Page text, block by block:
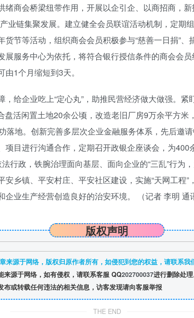
绪商会桥梁纽带作用，开展以企引企、以商招商，
业链集聚发展。建立健全会员联谊活动机制，定期
货节等活动，组织商会会员积极参与“慈善一日捐”
展服务中心为依托，将符合银行授信条件的商会会
1个月缩短到3天。
，给企业吃上“定心丸”，助推民营经济做大做强。紧
盘活闲置土地20余公顷，改造老旧厂房9万余平方
落地。创新完善多层次企业金融服务体系，先后邀
项目进行沟通合作，定期召开政银企座谈会，为400
行政，铁腕治理面向基层、面向企业的“三乱”行为
乡镇、平安村庄、平安社区建设，实施“天网工程”
业生产经营创造良好的治安环境。 （记者 李明 通
版权声明
来源于网络，版权归原作者所有，如侵犯到您的权益，请联系我
来源于网络，如有侵权，请联系客服 QQ202700037进行删除处理
布或转载任何违法的相关信息，访客发现请向客服举报
THE END